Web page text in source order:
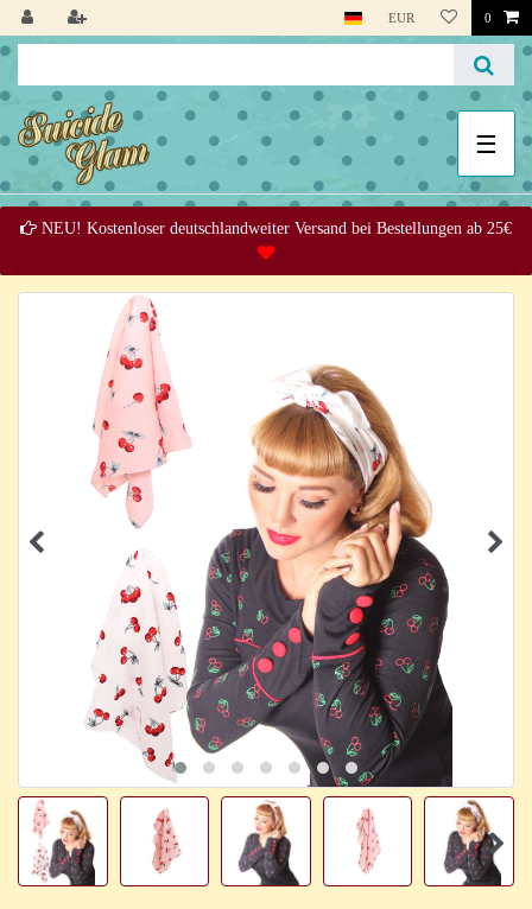
EUR 0
☰
NEU! Kostenloser deutschlandweiter Versand bei Bestellungen ab 25€